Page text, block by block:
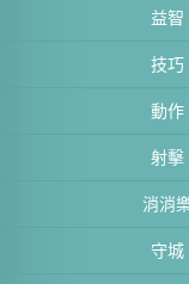
益智
技巧
動作
射擊
消消
守城